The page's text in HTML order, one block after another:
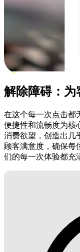
解除障碍：为
在这个每一次点击都
便捷性和流畅度为核
消费欲望，创造出几
顾客满意度，确保每
们的每一次体验都充